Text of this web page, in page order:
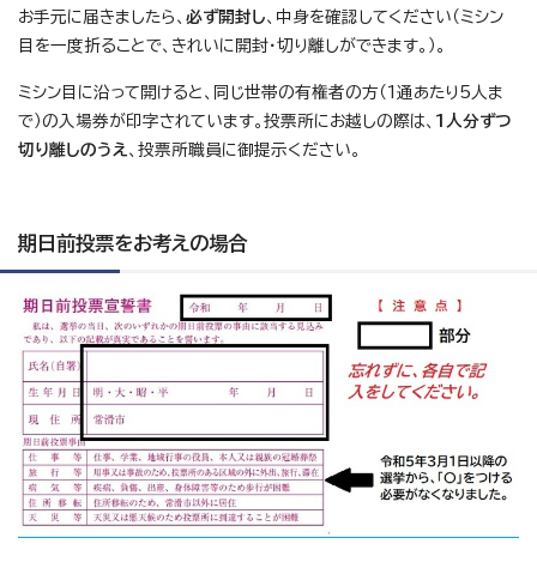
お手元に届きましたら、 必ず開封し、中身を確認してください（ミシン
目を一度折ることで、きれいに開封・切り離しができます。）。
ミシン目に沿って開けると、同じ世帯の有権者の方（1通あたり5人ま
で）の入場券が印字されています。投票所にお越しの際は、 1人分ずつ
切り離しのうえ 、投票所職員に御提示ください。
期日前投票をお考えの場合